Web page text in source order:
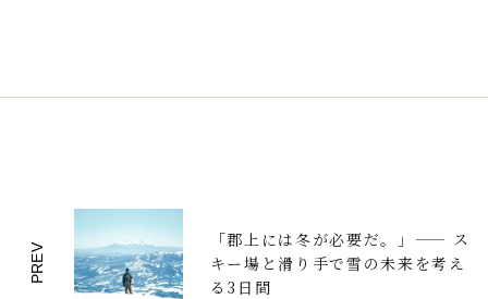
PREV
「郡上には冬が必要だ。」—— ス
キー場と滑り手で雪の未来を考え
る3日間